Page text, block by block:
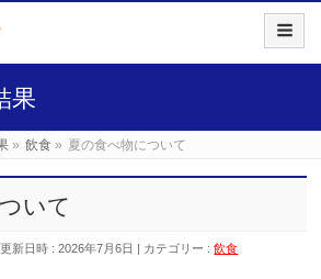
果
» 飲食 » 夏の食べ物について
いて
新日時 : 2026年7月6日 カテゴリー :飲食